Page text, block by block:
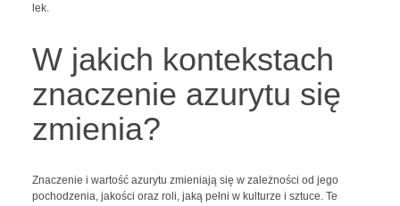
lek.
W jakich kontekstach
znaczenie azurytu się
zmienia?
Znaczenie i wartość azurytu zmieniają się w zależności od jego
pochodzenia, jakości oraz roli, jaką pełni w kulturze i sztuce. Te